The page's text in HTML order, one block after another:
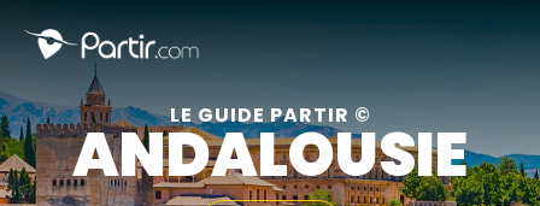
LE GUIDE PARTIR ©
ANDALOUSIE
📍 Destinations populaires